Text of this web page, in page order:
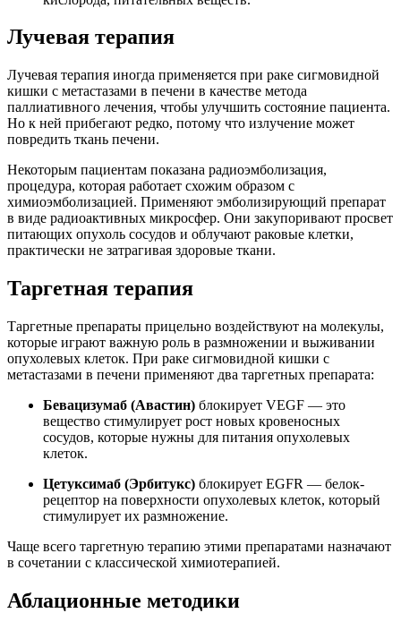
Лучевая терапия
Лучевая терапия иногда применяется при раке сигмовидной
кишки с метастазами в печени в качестве метода
паллиативного лечения, чтобы улучшить состояние пациента.
Но к ней прибегают редко, потому что излучение может
повредить ткань печени.
Некоторым пациентам показана радиоэмболизация,
процедура, которая работает схожим образом с
химиоэмболизацией. Применяют эмболизирующий препарат
в виде радиоактивных микросфер. Они закупоривают просвет
питающих опухоль сосудов и облучают раковые клетки,
практически не затрагивая здоровые ткани.
Таргетная терапия
Таргетные препараты прицельно воздействуют на молекулы,
которые играют важную роль в размножении и выживании
опухолевых клеток. При раке сигмовидной кишки с
метастазами в печени применяют два таргетных препарата:
Бевацизумаб (Авастин) блокирует VEGF — это
вещество стимулирует рост новых кровеносных
сосудов, которые нужны для питания опухолевых
клеток.
Цетуксимаб (Эрбитукс) блокирует EGFR — белок-
рецептор на поверхности опухолевых клеток, который
стимулирует их размножение.
Чаще всего таргетную терапию этими препаратами назначают
в сочетании с классической химиотерапией.
Аблационные методики